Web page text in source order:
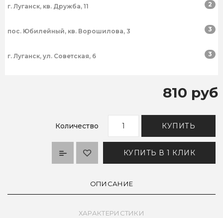
г. Луганск, кв. Дружба, 11 2
пос. Юбилейный, кв. Ворошилова, 3 3
г. Луганск, ул. Советская, 6 3
810 руб
Количество КУПИТЬ
КУПИТЬ В 1 КЛИК
ОПИСАНИЕ
ХАРАКТЕРИСТИКИ